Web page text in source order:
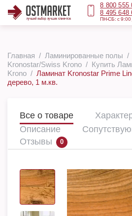
8 800 555
8 495 648
ПН-СБ: с 9:00
Главная Ламинированные полы
Kronostar/Swiss Krono
Купить
Krono
Ламинат Kronostar Prime
дерево, 1 м.кв.
Все о товаре
Описание
Отзывы
0